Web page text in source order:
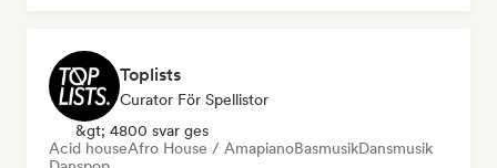
Toplists
Curator För Spellistor
&gt; 4800 svar ges
Acid houseAfro House / AmapianoBasmusikDansmusik